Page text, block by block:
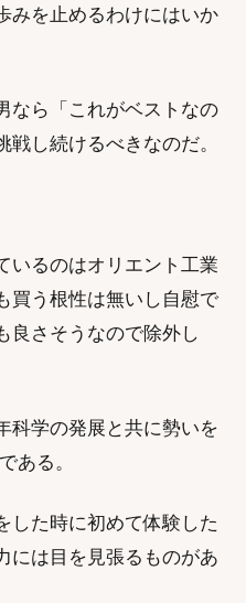
みを止めるわけにはいか
なら「これがベストなの
し続けるべきなのだ。
いるのはオリエント工業
買う根性は無いし自慰で
良さそうなので除外し
科学の発展と共に勢いを
ある。
した時に初めて体験した
には目を見張るものがあ